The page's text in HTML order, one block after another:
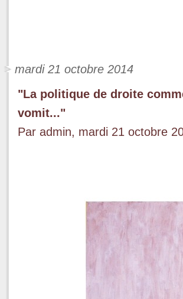
mardi 21 octobre 2014
"La politique de droite
vomit..."
Par admin, mardi 21 octobre